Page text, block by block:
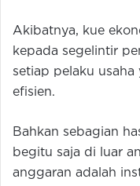
Akibatnya, kue
kepada segelintir
setiap pelaku
efisien.
Bahkan sebagian
begitu saja di luar
anggaran adalah